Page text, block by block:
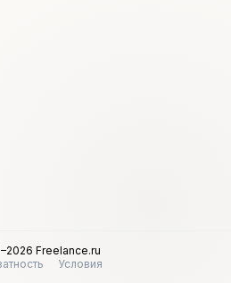
Freelance.ru
Условия